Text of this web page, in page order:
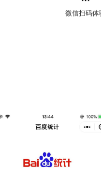
微信扫码体